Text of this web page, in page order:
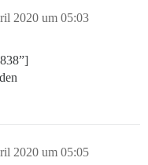
2020 um 05:03
2020 um 05:05